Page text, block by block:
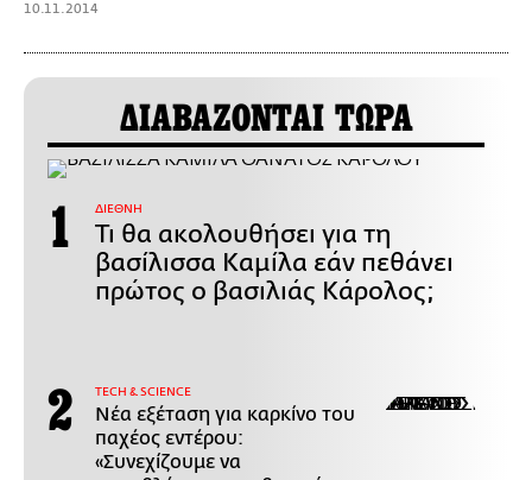
10.11.2014
ΔΙΑΒΑΖΟΝΤΑΙ ΤΩΡΑ
ΔΙΕΘΝΗ
Τι θα ακολουθήσει για τη
βασίλισσα Καμίλα εάν πεθάνει
πρώτος ο βασιλιάς Κάρολος;
ΤECH & SCIENCE
Νέα εξέταση για καρκίνο του
παχέος εντέρου:
«Συνεχίζουμε να